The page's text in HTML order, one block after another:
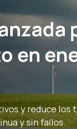
en
y reduce los
y sin fallos.